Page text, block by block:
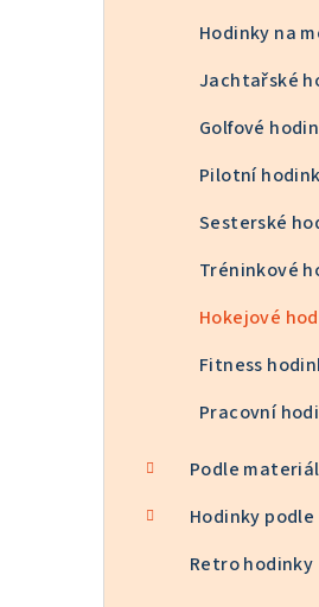
Hodinky na
Jachtařské
Golfové
Pilotní
Sesterské
Tréninkové
Hokejové
Fitness
Pracovní
Podle
Hodinky
Retro hodinky